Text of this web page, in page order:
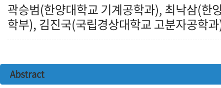
곽승범(한양대학교 기계공학과), 최낙삼(한
학부), 김진국(국립경상대학교 고분자공학
Abstract